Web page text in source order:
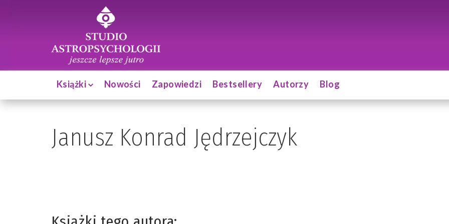
Książki Nowości Zapowiedzi Bestsellery Autorzy Blog
Janusz Konrad Jędrzejczyk